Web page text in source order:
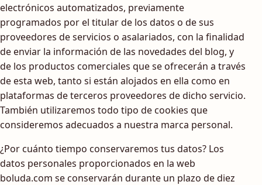
electrónicos automatizados, previamente
programados por el titular de los datos o de sus
proveedores de servicios o asalariados, con la finalidad
de enviar la información de las novedades del blog, y
de los productos comerciales que se ofrecerán a través
de esta web, tanto si están alojados en ella como en
plataformas de terceros proveedores de dicho servicio.
También utilizaremos todo tipo de cookies que
consideremos adecuados a nuestra marca personal.
¿Por cuánto tiempo conservaremos tus datos? Los
datos personales proporcionados en la web
boluda.com se conservarán durante un plazo de diez